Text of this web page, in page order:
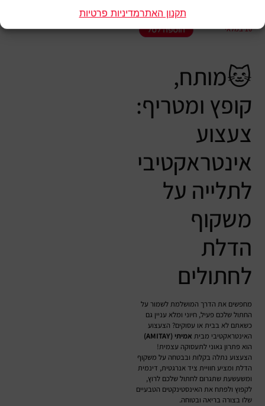
תקנון האתרמדיניות פרטיות
10 במלאי
הוספה לסל
🐱מותח,
קופץ ומטריף:
צעצוע
אינטראקטיבי
לתלייה על
משקוף
הדלת
לחתולים
מחפשים את הדרך המושלמת לשמור על
החתול שלכם פעיל, חיוני ומלא עניין גם
כשאתם לא בבית או עסוקים? הצעצוע
האינטראקטיבי מבית אמיתי (AMITAY)
הוא פתרון גאוני לתעסוקה עצמית!
הצעצוע נתלה בקלות ובבטחה על משקוף
הדלת ומציע חוויית ציד אנרגטית, דינמית
ומשעשעת שתגרום לחתול שלכם לרוץ,
לקפוץ ולפתח את האינסטינקטים הטבעיים
שלו בצורה בריאה ובטוחה.